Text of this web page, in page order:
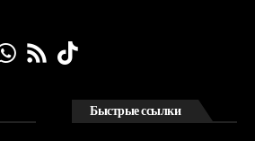
Быстрые ссылки